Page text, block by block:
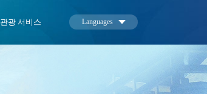
관광 서비스
Languages
日本語